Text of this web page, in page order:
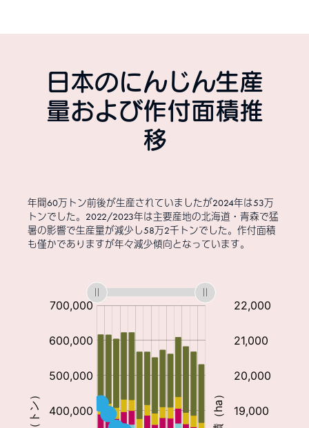
日本のにんじん生産
量および作付面積推
移
年間60万トン前後が生産されていましたが2024年は53万
トンでした。2022/2023年は主要産地の北海道・青森で猛
暑の影響で生産量が減少し58万2千トンでした。作付面積
も僅かでありますが年々減少傾向となっています。